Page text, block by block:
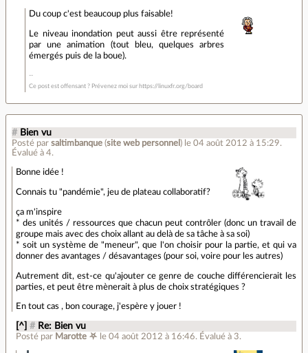
Du coup c'est beaucoup plus faisable!
Le niveau inondation peut aussi être représenté
par une animation (tout bleu, quelques arbres
émergés puis de la boue).
Ce post est offensant ? Prévenez moi sur https://linuxfr.org/board
# Bien vu
Posté par saltimbanque (site web personnel ) le 04 août 2012 à 15:29.
Évalué à 4.
Bonne idée !
Connais tu "pandémie", jeu de plateau collaboratif?
ça m'inspire
* des unités / ressources que chacun peut contrôler (donc un travail de
groupe mais avec des choix allant au delà de sa tâche à sa soi)
* soit un système de "meneur", que l'on choisir pour la partie, et qui va
donner des avantages / désavantages (pour soi, voire pour les autres)
Autrement dit, est-ce qu'ajouter ce genre de couche différencierait les
parties, et peut être mènerait à plus de choix stratégiques ?
En tout cas , bon courage, j'espère y jouer !
[^] # Re: Bien vu
Posté par Marotte ⛧ le 04 août 2012 à 16:46. Évalué à 3.